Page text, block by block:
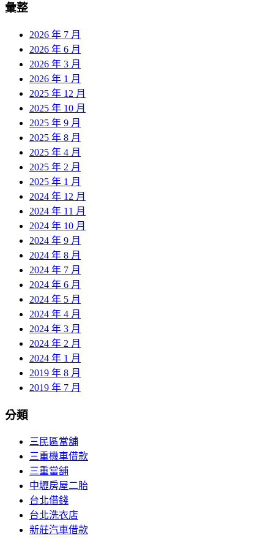
彙整
2026 年 7 月
2026 年 6 月
2026 年 3 月
2026 年 1 月
2025 年 12 月
2025 年 10 月
2025 年 9 月
2025 年 8 月
2025 年 4 月
2025 年 2 月
2025 年 1 月
2024 年 12 月
2024 年 11 月
2024 年 10 月
2024 年 9 月
2024 年 8 月
2024 年 7 月
2024 年 6 月
2024 年 5 月
2024 年 4 月
2024 年 3 月
2024 年 2 月
2024 年 1 月
2019 年 8 月
2019 年 7 月
分類
三民區當舖
三重機車借款
三重當舖
中壢房屋二胎
台北借錢
台北洗衣店
新莊汽車借款